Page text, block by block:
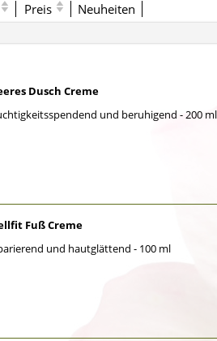
Preis Neuheiten
Dusch Creme
und beruhigend - 200 ml
Fuß Creme
und hautglättend - 100 ml